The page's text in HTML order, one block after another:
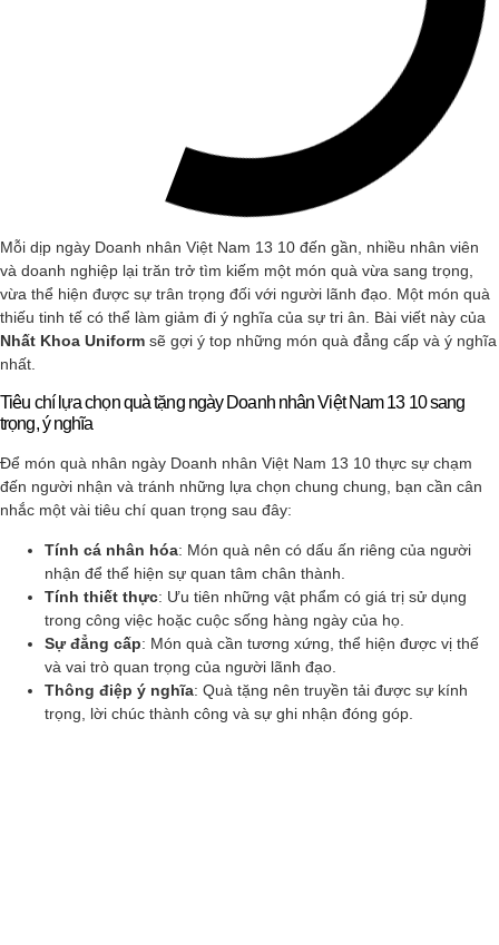
Mỗi dịp ngày Doanh nhân Việt Nam 13 10 đến gần, nhiều nhân viên
và doanh nghiệp lại trăn trở tìm kiếm một món quà vừa sang trọng,
vừa thể hiện được sự trân trọng đối với người lãnh đạo. Một món quà
thiếu tinh tế có thể làm giảm đi ý nghĩa của sự tri ân. Bài viết này của
Nhất Khoa Uniform sẽ gợi ý top những món quà đẳng cấp và ý nghĩa
nhất.
Tiêu chí lựa chọn quà tặng ngày Doanh nhân Việt Nam 13 10 sang
trọng, ý nghĩa
Để món quà nhân ngày Doanh nhân Việt Nam 13 10 thực sự chạm
đến người nhận và tránh những lựa chọn chung chung, bạn cần cân
nhắc một vài tiêu chí quan trọng sau đây:
Tính cá nhân hóa: Món quà nên có dấu ấn riêng của người
nhận để thể hiện sự quan tâm chân thành.
Tính thiết thực: Ưu tiên những vật phẩm có giá trị sử dụng
trong công việc hoặc cuộc sống hàng ngày của họ.
Sự đẳng cấp: Món quà cần tương xứng, thể hiện được vị thế
và vai trò quan trọng của người lãnh đạo.
Thông điệp ý nghĩa: Quà tặng nên truyền tải được sự kính
trọng, lời chúc thành công và sự ghi nhận đóng góp.